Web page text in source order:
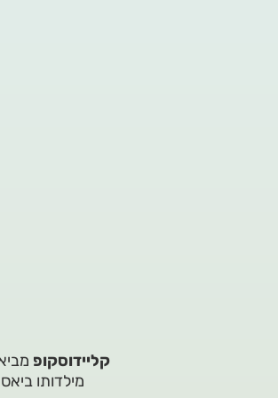
קליידוסקופ
מילדותו